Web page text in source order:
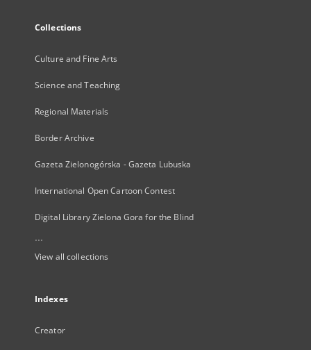
Collections
Culture and Fine Arts
Science and Teaching
Regional Materials
Border Archive
Gazeta Zielonogórska - Gazeta Lubuska
International Open Cartoon Contest
Digital Library Zielona Gora for the Blind
...
View all collections
Indexes
Creator